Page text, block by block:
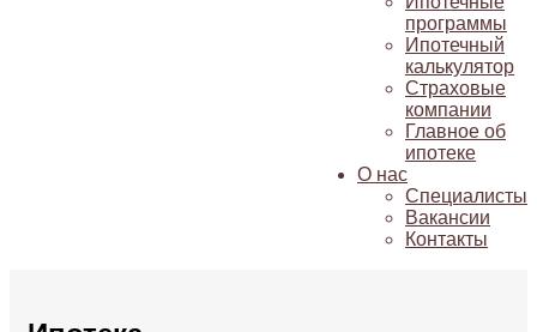
программы
Ипотечный
калькулятор
Страховые
компании
Главное об
ипотеке
О нас
Специалисты
Вакансии
Контакты